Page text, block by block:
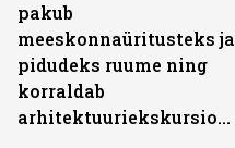
pakub
meeskonnaüritusteks ja
pidudeks ruume ning
korraldab
arhitektuuriekskursioone